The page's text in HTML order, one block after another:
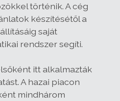
történik. A cég
készítésétől a
saját
rendszer segíti.
itt alkalmazták
A hazai piacon
mindhárom